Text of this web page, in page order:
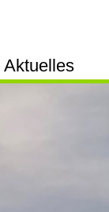
Aktuelles